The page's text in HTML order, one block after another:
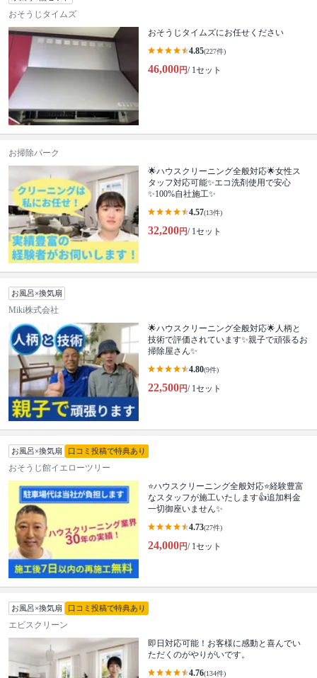
おそうじタイムズ
おそうじタイムズにお任せください
4.85(227件)
46,000円/ 1セット
お掃除パーク
🌟ハウスクリーニング全般対応🌟女性ス
タッフ対応可能✨エコ洗剤使用で安心
✨100%自社施工✨
4.57(13件)
32,200円/ 1セット
お風呂×換気扇
Miki株式会社
🌟ハウスクリーニング全般対応🌟人柄と
技術で評価されています✨親子で頑張るお
掃除屋さん✨
4.80(9件)
22,500円/ 1セット
お風呂×換気扇 口コミ投稿で特典あり
おそうじ館イエローツリー
⭐ハウスクリーニング全般対応⭐経験豊富
なスタッフが施工いたします👍追加料金
一切御座いません✨
4.73(27件)
24,000円/ 1セット
お風呂×換気扇 口コミ投稿で特典あり
エビスクリーン
即日対応可能！お客様に感動と喜んでい
ただくのがやりがいです。
4.76(134件)